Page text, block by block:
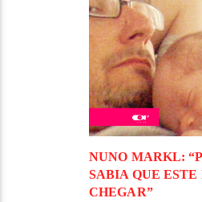
NUNO MARKL:
SABIA QUE
CHEGAR”